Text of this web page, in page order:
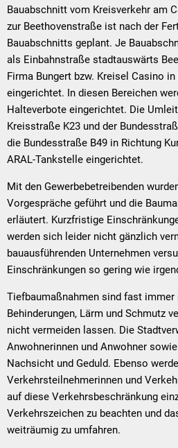
Bauabschnitt vom Kreisverkehr am
zur Beethovenstraße ist nach der
Bauabschnitts geplant. Je
als Einbahnstraße stadtauswärts
Firma Bungert bzw. Kreisel Casino
eingerichtet. In diesen Bereichen
Halteverbote eingerichtet. Die
Kreisstraße K23 und der
die Bundesstraße B49 in Richtung
ARAL-Tankstelle eingerichtet.
Mit den Gewerbebetreibenden
Vorgespräche geführt und die
erläutert. Kurzfristige
werden sich leider nicht gänzlich
bauausführenden Unternehmen
Einschränkungen so gering wie
Tiefbaumaßnahmen sind fast immer
Behinderungen, Lärm und Schmutz
nicht vermeiden lassen. Die
Anwohnerinnen und Anwohner
Nachsicht und Geduld. Ebenso
Verkehrsteilnehmerinnen und
auf diese Verkehrsbeschränkung
Verkehrszeichen zu beachten und
weiträumig zu umfahren.